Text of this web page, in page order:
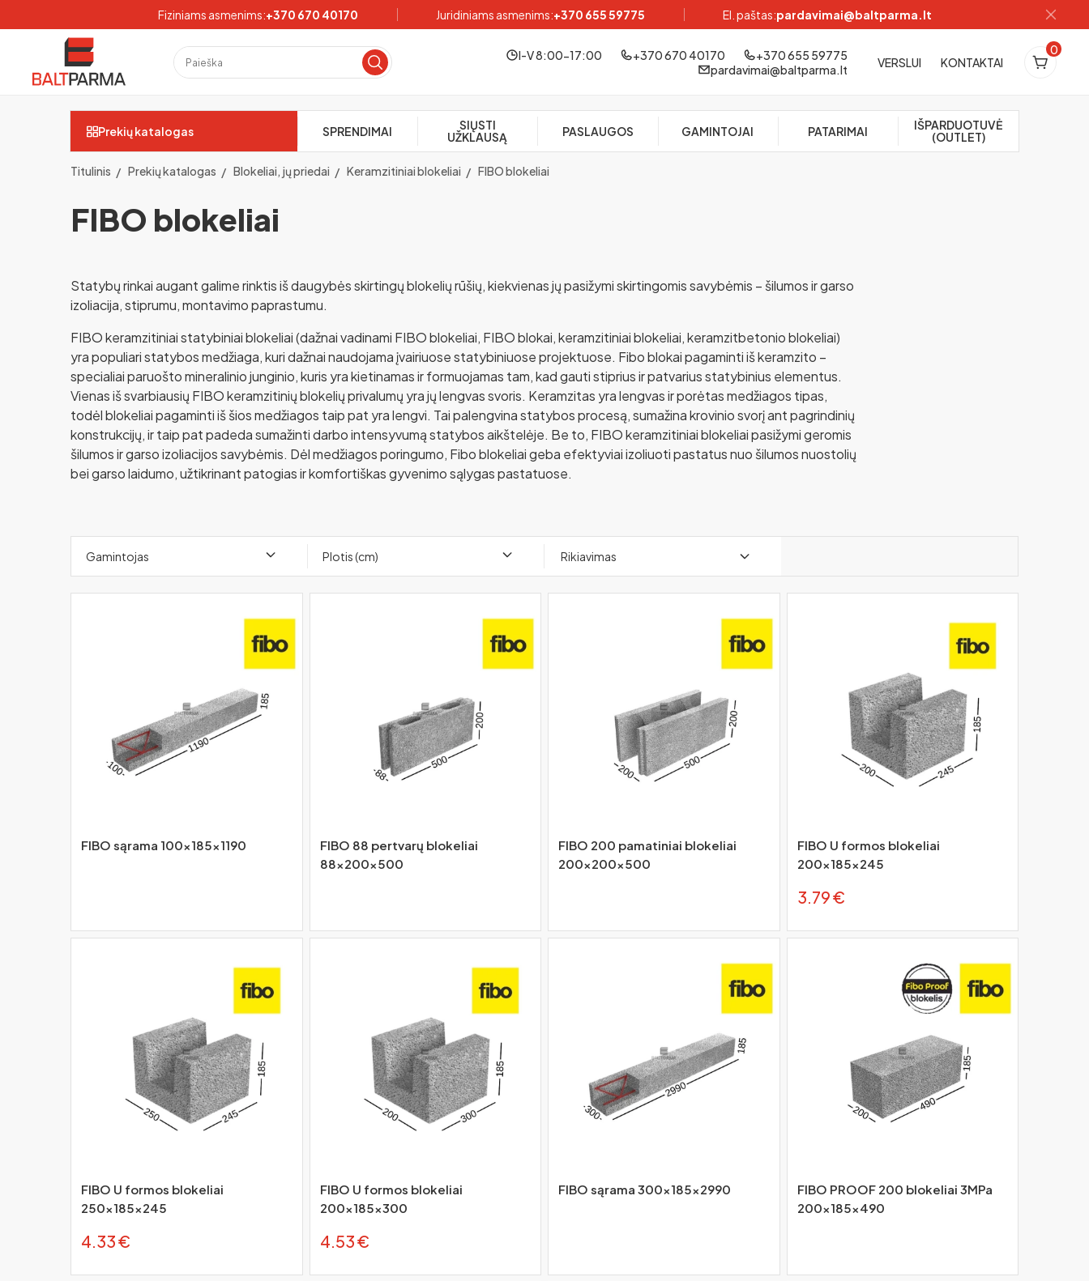
Fiziniams asmenims:+370 670 40170 Juridiniams asmenims:+370 655 59775 El. paštas:pardavimai@baltparma.lt
I-V 8:00-17:00 +370 670 40170
+370 655 59775
pardavimai@baltparma.lt
VERSLUI KONTAKTAI
0
Prekių katalogas SPRENDIMAI
SIŲSTI
UŽKLAUSĄ
PASLAUGOS GAMINTOJAI PATARIMAI
IŠPARDUOTUVĖ
(OUTLET)
Titulinis Prekių katalogas Blokeliai, jų priedai Keramzitiniai blokeliai FIBO blokeliai
FIBO blokeliai
Statybų rinkai augant galime rinktis iš daugybės skirtingų blokelių rūšių, kiekvienas jų pasižymi skirtingomis savybėmis – šilumos ir garso
izoliacija, stiprumu, montavimo paprastumu.
FIBO keramzitiniai statybiniai blokeliai (dažnai vadinami FIBO blokeliai, FIBO blokai, keramzitiniai blokeliai, keramzitbetonio blokeliai)
yra populiari statybos medžiaga, kuri dažnai naudojama įvairiuose statybiniuose projektuose. Fibo blokai pagaminti iš keramzito –
specialiai paruošto mineralinio junginio, kuris yra kietinamas ir formuojamas tam, kad gauti stiprius ir patvarius statybinius elementus.
Vienas iš svarbiausių FIBO keramzitinių blokelių privalumų yra jų lengvas svoris. Keramzitas yra lengvas ir porėtas medžiagos tipas,
todėl blokeliai pagaminti iš šios medžiagos taip pat yra lengvi. Tai palengvina statybos procesą, sumažina krovinio svorį ant pagrindinių
konstrukcijų, ir taip pat padeda sumažinti darbo intensyvumą statybos aikštelėje. Be to, FIBO keramzitiniai blokeliai pasižymi geromis
šilumos ir garso izoliacijos savybėmis. Dėl medžiagos poringumo, Fibo blokeliai geba efektyviai izoliuoti pastatus nuo šilumos nuostolių
bei garso laidumo, užtikrinant patogias ir komfortiškas gyvenimo sąlygas pastatuose.
Gamintojas Plotis (cm) Rikiavimas
FIBO sąrama 100x185x1190
FIBO 88 pertvarų blokeliai
88x200x500
FIBO 200 pamatiniai blokeliai
200x200x500
FIBO U formos blokeliai
200x185x245
3.79 €
FIBO U formos blokeliai
250x185x245
4.33 €
FIBO U formos blokeliai
200x185x300
4.53 €
FIBO sąrama 300x185x2990
FIBO PROOF 200 blokeliai 3MPa
200x185x490